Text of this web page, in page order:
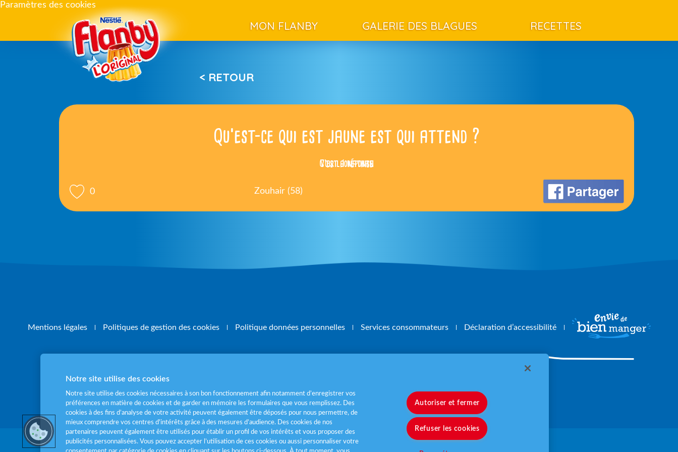
Paramètres des cookies
MON FLANBY GALERIE DES BLAGUES RECETTES
< RETOUR
Qu’est-ce qui est jaune est qui attend ?
Voir la réponse
C’est Jonathan
0 Zouhair (58)
Mentions légales Politiques de gestion des cookies Politique données personnelles Services consommateurs Déclaration d’accessibilité
Pour votre santé, mangez 5 fruits et légumes par jourwww.mangerbouger.fr
Notre site utilise des cookies
Notre site utilise des cookies nécessaires à son bon fonctionnement afin notamment d’enregistrer vos
préférences en matière de cookies et de garder en mémoire les formulaires que vous remplissez. Des
cookies à des fins d’analyse de votre activité peuvent également être déposés pour nous permettre, de
mieux comprendre vos centres d'intérêts grâce à des mesures d’audience. Des cookies de nos
partenaires peuvent également être utilisés pour établir un profil de vos intérêts et vous proposer des
publicités personnalisées. Vous pouvez accepter l’utilisation de ces cookies ou aussi personnaliser votre
Autoriser et fermer
Refuser les cookies